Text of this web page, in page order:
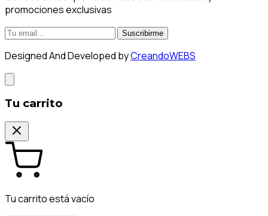
promociones exclusivas
Suscribirme
Designed And Developed byCreandoWEBS
Tu carrito
Tu carrito está vacío